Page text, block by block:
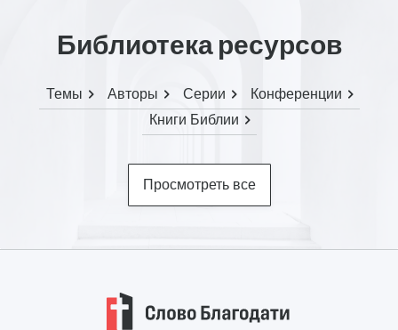
Библиотека ресурсов
Темы Авторы Серии
Конференции
Книги Библии
Просмотреть все